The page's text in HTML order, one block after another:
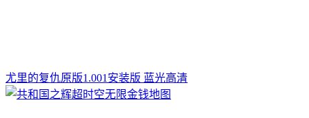
尤里的复仇原版1.001安装版 蓝光高清